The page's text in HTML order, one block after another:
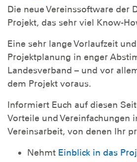
Die neue Vereinssoftware der
Projekt, das sehr viel Know-
Eine sehr lange Vorlaufzeit
Projektplanung in enger
Landesverband – und vor
dem Projekt voraus.
Informiert Euch auf diesen
Vorteile und Vereinfachungen
Vereinsarbeit, von denen Ihr
Nehmt Einblick in das